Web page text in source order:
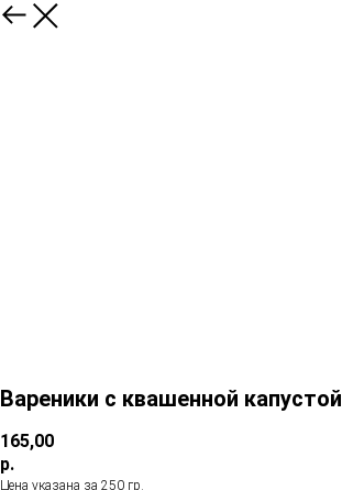
Вареники с квашенной капустой
165,00
р.
Цена указана за 250 гр.